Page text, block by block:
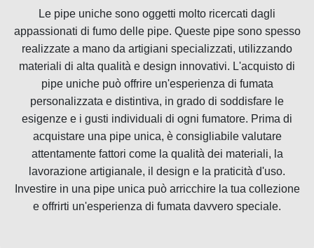
Le pipe uniche sono oggetti molto ricercati dagli
appassionati di fumo delle pipe. Queste pipe sono spesso
realizzate a mano da artigiani specializzati, utilizzando
materiali di alta qualità e design innovativi. L'acquisto di
pipe uniche può offrire un'esperienza di fumata
personalizzata e distintiva, in grado di soddisfare le
esigenze e i gusti individuali di ogni fumatore. Prima di
acquistare una pipe unica, è consigliabile valutare
attentamente fattori come la qualità dei materiali, la
lavorazione artigianale, il design e la praticità d'uso.
Investire in una pipe unica può arricchire la tua collezione
e offrirti un'esperienza di fumata davvero speciale.